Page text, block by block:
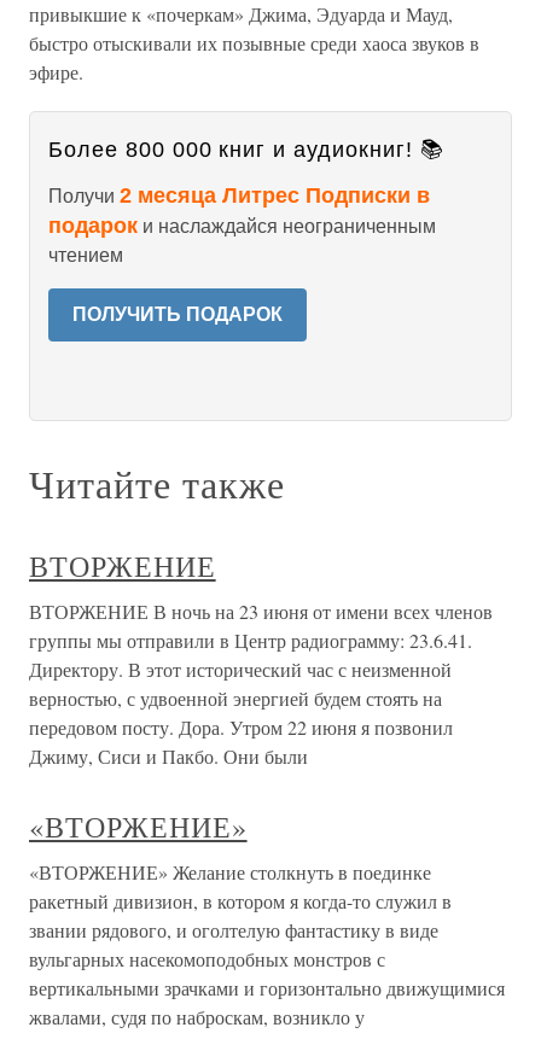
привыкшие к «почеркам» Джима, Эдуарда и Мауд,
быстро отыскивали их позывные среди хаоса звуков в
эфире.
Более 800 000 книг и аудиокниг! 📚
Получи 2 месяца Литрес Подписки в
подарок и наслаждайся неограниченным
чтением
ПОЛУЧИТЬ ПОДАРОК
Читайте также
ВТОРЖЕНИЕ
ВТОРЖЕНИЕ В ночь на 23 июня от имени всех членов
группы мы отправили в Центр радиограмму: 23.6.41.
Директору. В этот исторический час с неизменной
верностью, с удвоенной энергией будем стоять на
передовом посту. Дора. Утром 22 июня я позвонил
Джиму, Сиси и Пакбо. Они были
«ВТОРЖЕНИЕ»
«ВТОРЖЕНИЕ» Желание столкнуть в поединке
ракетный дивизион, в котором я когда-то служил в
звании рядового, и оголтелую фантастику в виде
вульгарных насекомоподобных монстров с
вертикальными зрачками и горизонтально движущимися
жвалами, судя по наброскам, возникло у